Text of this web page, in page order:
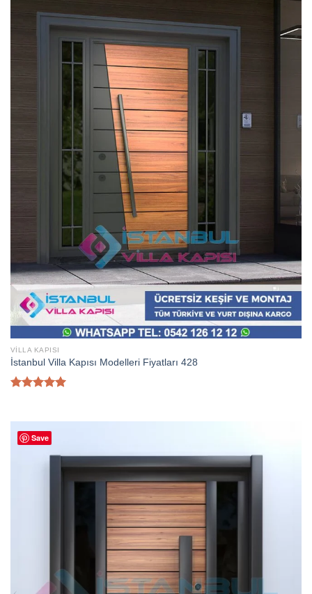
VILLA KAPISI
İstanbul Villa Kapısı Modelleri Fiyatları 428
aldı
Save